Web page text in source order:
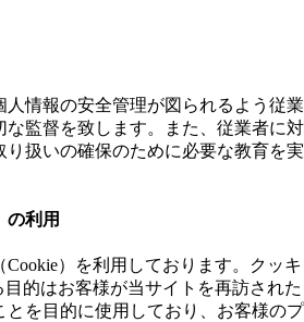
情報の安全管理が図られるよう従業
な監督を致します。また、従業者に対
り扱いの確保のために必要な教育を実
の利用
）を利用しております。クッキ
目的はお客様が当サイトを再訪された
とを目的に使用しており、お客様のプ